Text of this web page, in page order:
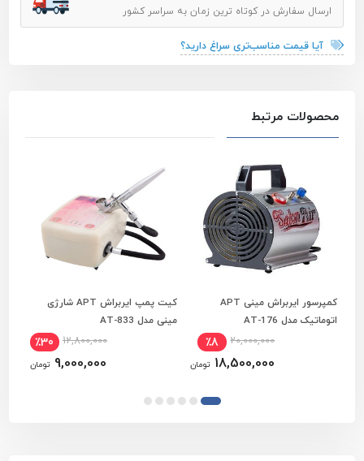
ارسال سفارش در کوتاه ترین زمان به سراسر کشور
آیا قیمت مناسب‌تری سراغ دارید؟
محصولات مرتبط
افزودن به سبد خرید
کمپرسور ایربراش مینی APT
اتوماتیک مدل AT-176
20,000,000 ٪8
18,500,000 تومان
افزودن به سبد خرید
کیت پمپ ایربراش APT شارژی
مینی مدل AT-833
12,800,000 ٪30
9,000,000 تومان